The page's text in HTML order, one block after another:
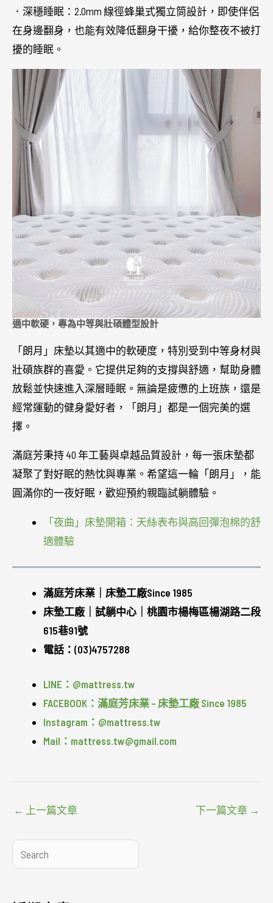
．深穩睡眠：2.0mm 線徑蜂巢式獨立筒設計，即使伴侶
在身邊翻身，也能有效降低翻身干擾，給你整夜不被打
擾的睡眠。
適中軟硬，專為中等與壯碩體型設計
「朗月」床墊以其適中的軟硬度，特別受到中等身材與
壯碩族群的喜愛。它提供足夠的支撐與舒適，幫助身體
放鬆並快速進入深層睡眠。無論是疲憊的上班族，還是
經常運動的健身愛好者，「朗月」都是一個完美的選
擇。
滿庭芳秉持 40 年工藝與卓越品質設計，每一張床墊都
凝聚了對好眠的熱忱與專業。希望這一輪「朗月」，能
圓滿你的一夜好眠，歡迎預約親臨試躺體驗。
「夜曲」床墊開箱：天絲表布與高回彈泡棉的舒
適體驗
滿庭芳床業｜床墊工廠Since 1985
床墊工廠｜試躺中心｜桃園市楊梅區楊湖路二段
615巷91號
電話：(03)4757288
LINE：@mattress.tw
FACEBOOK：滿庭芳床業 – 床墊工廠 Since 1985
Instagram：@mattress.tw
Mail：mattress.tw@gmail.com
← 上一篇文章 下一篇文章 →
搜
尋